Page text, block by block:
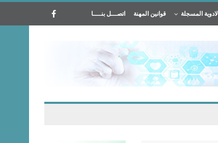
الادوية المسجلة قوانين المهنة اتصـــل بنــــا